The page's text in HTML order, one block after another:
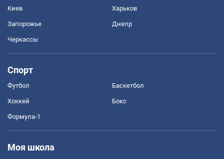
Киев Харьков
Запорожье Днепр
Черкассы
Спорт
Футбол Баскетбол
Хоккей Бокс
Формула-1
Моя школа